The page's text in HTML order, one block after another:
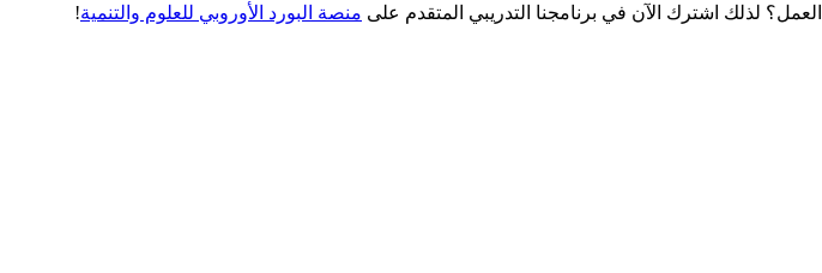
لذلك اشترك الآن في برنامجنا التدريبي المتقدم على منصة البورد الأوروبي للعلوم والتنمية!